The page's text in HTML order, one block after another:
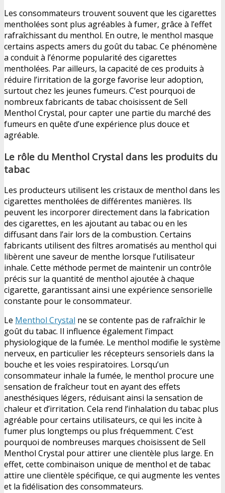
Les consommateurs trouvent souvent que les cigarettes
mentholées sont plus agréables à fumer, grâce à l’effet
rafraîchissant du menthol. En outre, le menthol masque
certains aspects amers du goût du tabac. Ce phénomène
a conduit à l’énorme popularité des cigarettes
mentholées. Par ailleurs, la capacité de ces produits à
réduire l’irritation de la gorge favorise leur adoption,
surtout chez les jeunes fumeurs. C’est pourquoi de
nombreux fabricants de tabac choisissent de Sell
Menthol Crystal, pour capter une partie du marché des
fumeurs en quête d’une expérience plus douce et
agréable.
Le rôle du Menthol Crystal dans les produits du
tabac
Les producteurs utilisent les cristaux de menthol dans les
cigarettes mentholées de différentes manières. Ils
peuvent les incorporer directement dans la fabrication
des cigarettes, en les ajoutant au tabac ou en les
diffusant dans l’air lors de la combustion. Certains
fabricants utilisent des filtres aromatisés au menthol qui
libèrent une saveur de menthe lorsque l’utilisateur
inhale. Cette méthode permet de maintenir un contrôle
précis sur la quantité de menthol ajoutée à chaque
cigarette, garantissant ainsi une expérience sensorielle
constante pour le consommateur.
Le Menthol Crystal ne se contente pas de rafraîchir le
goût du tabac. Il influence également l’impact
physiologique de la fumée. Le menthol modifie le système
nerveux, en particulier les récepteurs sensoriels dans la
bouche et les voies respiratoires. Lorsqu’un
consommateur inhale la fumée, le menthol procure une
sensation de fraîcheur tout en ayant des effets
anesthésiques légers, réduisant ainsi la sensation de
chaleur et d’irritation. Cela rend l’inhalation du tabac plus
agréable pour certains utilisateurs, ce qui les incite à
fumer plus longtemps ou plus fréquemment. C’est
pourquoi de nombreuses marques choisissent de Sell
Menthol Crystal pour attirer une clientèle plus large. En
effet, cette combinaison unique de menthol et de tabac
attire une clientèle spécifique, ce qui augmente les ventes
et la fidélisation des consommateurs.